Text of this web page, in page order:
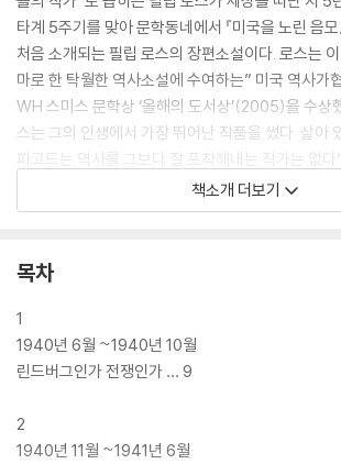
타계 5주기를 맞아 문학동네에서 『미국을 노린 음모
처음 소개되는 필립 로스의 장편소설이다. 로스는
마로 한 탁월한 역사소설에 수여하는” 미국 역사
WH 스미스 문학상 ‘올해의 도서상’(2005)을 수상
스는 그의 인생에서 가장 뛰어난 작품을 썼다. 살아
파고드는 역사를 그보다 잘 포착해내는 작가는 없
에는 이 소설을 원작으로 한 미니시리즈 드라마가
기도 했다.
이 소설은 미국의 전 대통령 프랭클린 루스벨트가
륙 횡단비행에 성공해 미국의 영웅이 된 찰스 린드버
에 참전하지 않을 것을 공약으로 내세워 대통령에 당
친파시즘, 반유대주의를 표방하는 정책을 펼쳐나간
참혹한 비극을 맞이하는데…… 아홉 살 소년의 눈에
악의, 어리석음, 증오, 두려움의 역사가 생생하게 펼
책소개 더보기
목차
1
1940년 6월 ~1940년 10월
린드버그인가 전쟁인가 … 9
2
1940년 11월 ~1941년 6월